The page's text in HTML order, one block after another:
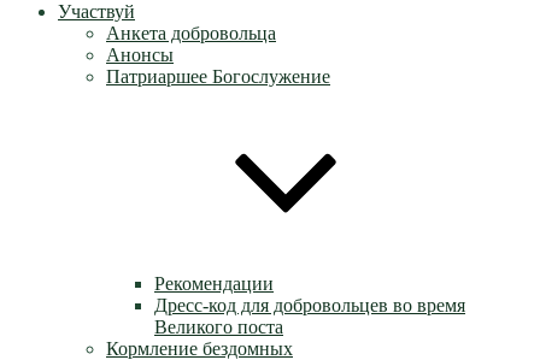
Участвуй
Анкета добровольца
Анонсы
Патриаршее Богослужение
Рекомендации
Дресс-код для добровольцев во время
Великого поста
Кормление бездомных